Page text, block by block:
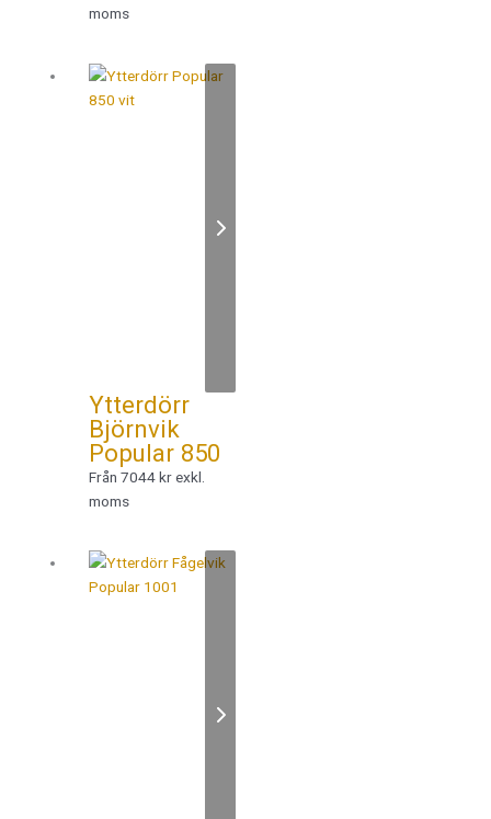
moms
Ytterdörr
Björnvik
Popular 850
Från 7044 kr exkl.
moms